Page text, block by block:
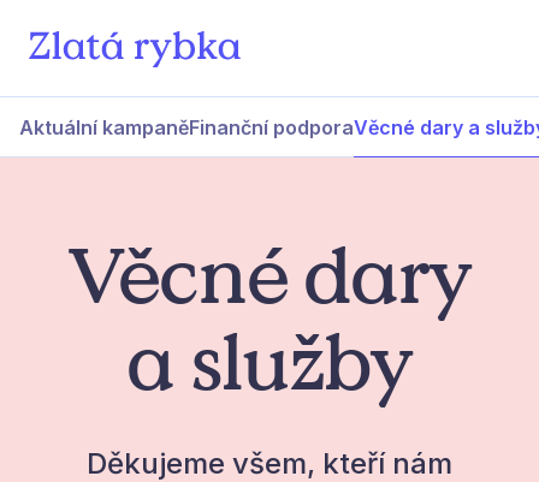
Aktuální kampaněFinanční podporaVěcné dary a
Věcné dary
a služby
Děkujeme všem, kteří nám